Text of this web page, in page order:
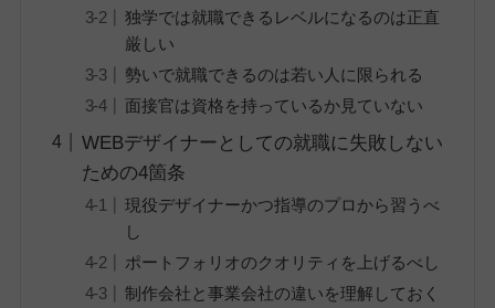
独学では就職できるレベルになるのは正直
厳しい
勢いで就職できるのは若い人に限られる
面接官は資格を持っているか見ていない
WEBデザイナーとしての就職に失敗しない
ための4箇条
現役デザイナーかつ指導のプロから習うべ
し
ポートフォリオのクオリティを上げるべし
制作会社と事業会社の違いを理解しておく